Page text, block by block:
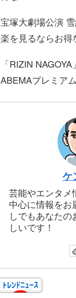
宝塚大劇場公演
楽を見るならお得
「RIZIN
ABEMAプレミアム
ケ
芸能やエンタメ
中心に情報をお
しでもあなた
しいです！